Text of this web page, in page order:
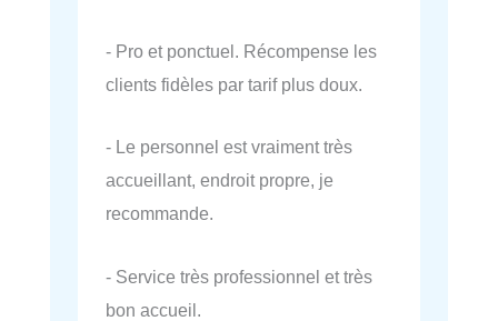
- Pro et ponctuel. Récompense les
clients fidèles par tarif plus doux.
- Le personnel est vraiment très
accueillant, endroit propre, je
recommande.
- Service très professionnel et très
bon accueil.